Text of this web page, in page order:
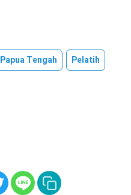
Papua Tengah
Pelatih